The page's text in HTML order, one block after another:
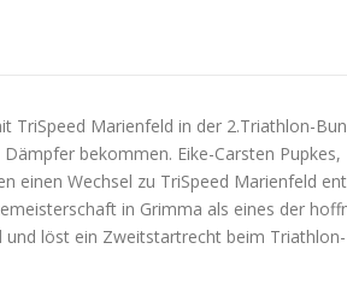
TriSpeed Marienfeld in der 2.Triathlon-
bekommen. Eike-Carsten Pupkes,
einen Wechsel zu TriSpeed Marienfeld
in Grimma als eines der
löst ein Zweitstartrecht beim